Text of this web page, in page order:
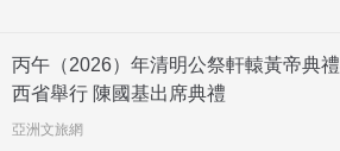
丙午（2026）年清明公祭軒轅黃帝典
西省舉行 陳國基出席典禮
亞洲文旅網